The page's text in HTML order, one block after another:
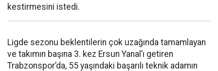
kestirmesini istedi.
Ligde sezonu beklentilerin çok uzağında tamamlayan
ve takımın başına 3. kez Ersun Yanal’ı getiren
Trabzonspor’da, 55 yaşındaki başarılı teknik adamın